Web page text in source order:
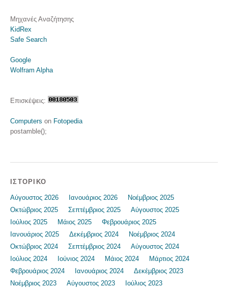
Μηχανές Αναζήτησης
KidRex
Safe Search
Google
Wolfram Alpha
Επισκέψεις:
Computers on Fotopedia
postamble();
ΙΣΤΟΡΙΚΌ
Αύγουστος 2026 Ιανουάριος 2026
Νοέμβριος 2025
Οκτώβριος 2025
Σεπτέμβριος 2025
Αύγουστος 2025
Ιούλιος 2025
Μάιος 2025
Φεβρουάριος 2025
Ιανουάριος 2025
Δεκέμβριος 2024
Νοέμβριος 2024
Οκτώβριος 2024
Σεπτέμβριος 2024
Αύγουστος 2024
Ιούλιος 2024
Ιούνιος 2024 Μάιος 2024
Μάρτιος 2024
Φεβρουάριος 2024
Ιανουάριος 2024
Δεκέμβριος 2023
Νοέμβριος 2023
Αύγουστος 2023
Ιούλιος 2023